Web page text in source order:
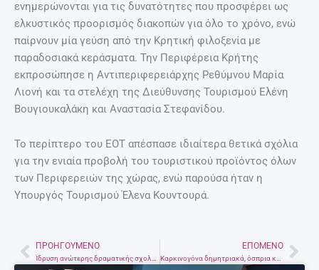
ενημερώνονται για τις δυνατότητες που προσφέρει ως
ελκυστικός προορισμός διακοπών για όλο το χρόνο, ενώ
παίρνουν μία γεύση από την Κρητική φιλοξενία με
παραδοσιακά κεράσματα. Την Περιφέρεια Κρήτης
εκπροσώπησε η Αντιπεριφερειάρχης Ρεθύμνου Μαρία
Λιονή και τα στελέχη της Διεύθυνσης Τουρισμού Ελένη
Βουγιουκαλάκη και Αναστασία Στεφανίδου.
Το περίπτερο του ΕΟΤ απέσπασε ιδιαίτερα θετικά σχόλια
για την ενιαία προβολή του τουριστικού προϊόντος όλων
των Περιφερειών της χώρας, ενώ παρούσα ήταν η
Υπουργός Τουρισμού Έλενα Κουντουρά.
PrevΠΡΟΗΓΟΎΜΕΝΟ ΕΠΌΜΕΝΟ